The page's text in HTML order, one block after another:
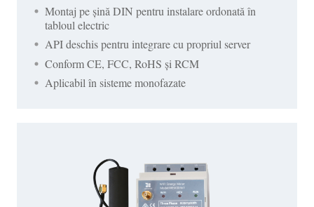
Montaj pe șină DIN pentru instalare ordonată în
tabloul electric
API deschis pentru integrare cu propriul server
Conform CE, FCC, RoHS și RCM
Aplicabil în sisteme monofazate